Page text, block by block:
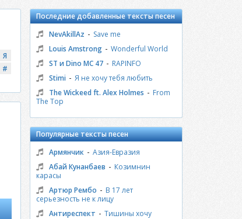
Я
#
Последние добавленные тексты песен
NevAkillAz - Save me
Louis Amstrong - Wonderful World
ST и Dino MC 47 - RAPINFO
Stimi - Я не хочу тебя любить
The Wickeed ft. Alex Holmes - From
The Top
Популярные тексты песен
Армянчик - Азия-Евразия
Абай Кунанбаев - Козимнин
карасы
Артюр Рембо - В 17 лет
серьезность не к лицу
Антиреспект - Тишины хочу